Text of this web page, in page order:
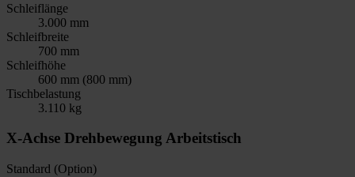
Schleiflänge
3.000 mm
Schleifbreite
700 mm
Schleifhöhe
600 mm (800 mm)
Tischbelastung
3.110 kg
X-Achse Drehbewegung Arbeitstisch
Standard (Option)